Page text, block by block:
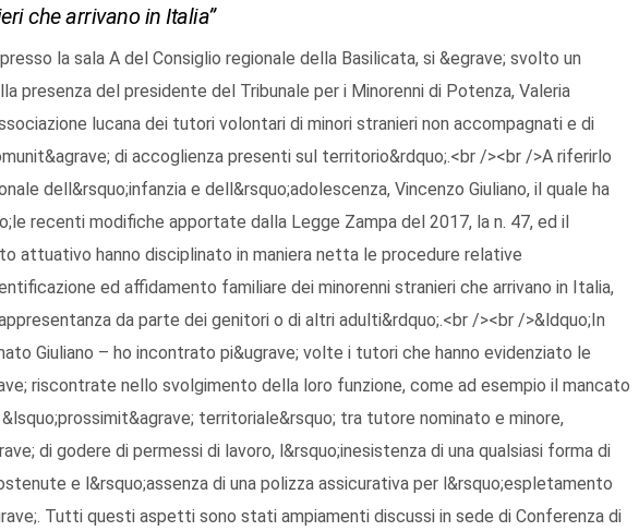
che arrivano in Italia”
la sala A del Consiglio regionale della Basilicata, si &egrave; svolto un
presenza del presidente del Tribunale per i Minorenni di Potenza, Valeria
lucana dei tutori volontari di minori stranieri non accompagnati e di
di accoglienza presenti sul territorio&rdquo;.<br /><br />A riferirlo
dell&rsquo;infanzia e dell&rsquo;adolescenza, Vincenzo Giuliano, il quale ha
recenti modifiche apportate dalla Legge Zampa del 2017, la n. 47, ed il
attuativo hanno disciplinato in maniera netta le procedure relative
ed affidamento familiare dei minorenni stranieri che arrivano in Italia,
da parte dei genitori o di altri adulti&rdquo;.<br /><br />&ldquo;In
Giuliano – ho incontrato pi&ugrave; volte i tutori che hanno evidenziato le
riscontrate nello svolgimento della loro funzione, come ad esempio il mancato
territoriale&rsquo; tra tutore nominato e minore,
di godere di permessi di lavoro, l&rsquo;inesistenza di una qualsiasi forma di
e l&rsquo;assenza di una polizza assicurativa per l&rsquo;espletamento
Tutti questi aspetti sono stati ampiamenti discussi in sede di Conferenza di